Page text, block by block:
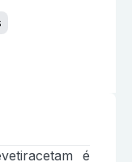
é